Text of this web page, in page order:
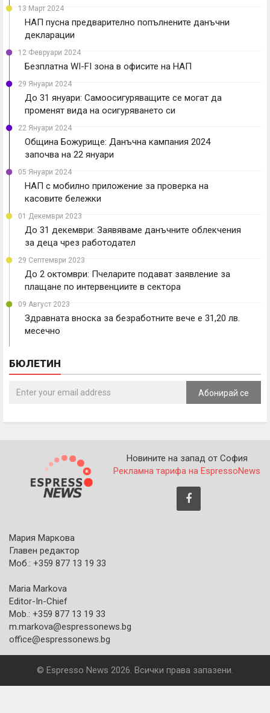
13 Март 2024
НАП пусна предварително попълнените данъчни
декларации
12 Февруари 2024
Безплатна WI-FI зона в офисите на НАП
29 Януари 2024
До 31 януари: Самоосигуряващите се могат да
променят вида на осигуряването си
22 Януари 2024
Община Божурище: Данъчна кампания 2024
започва на 22 януари
05 Януари 2024
НАП с мобилно приложение за проверка на
касовите бележки
01 Декември 2023
До 31 декември: Заявяваме данъчните облекчения
за деца чрез работодател
29 Септември 2023
До 2 октомври: Пчеларите подават заявление за
плащане по интервенциите в сектора
09 Август 2023
Здравната вноска за безработните вече е 31,20 лв.
месечно
БЮЛЕТИН
Абонирай се
Новините на запад от София
Рекламна тарифа на EspressoNews
Мария Маркова
Главен редактор
Моб.: +359 877 13 19 33
Maria Markova
Editor-In-Chief
Mob.: +359 877 13 19 33
m.markova@espressonews.bg
office@espressonews.bg
© Espresso News 2026. Всички права запазени.